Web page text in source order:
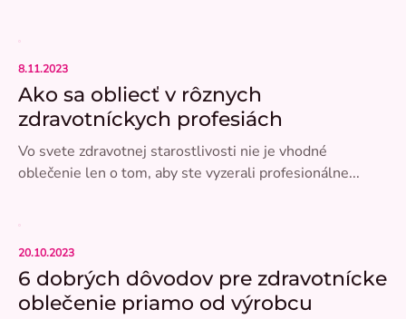
Ako sa obliecť v rôznych
zdravotníckych profesiách
8.11.2023
Vo svete zdravotnej starostlivosti nie je vhodné
oblečenie len o tom, aby ste vyzerali profesionálne...
6 dobrých dôvodov pre zdravotnícke
oblečenie priamo od výrobcu
20.10.2023